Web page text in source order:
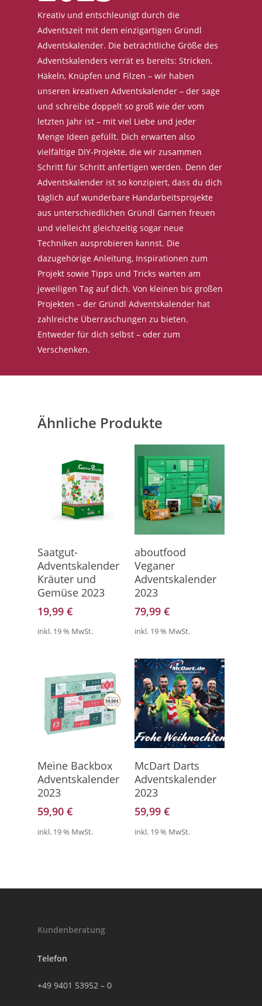
Kreativ und entschleunigt durch die
Adventszeit mit dem einzigartigen Gründl
Adventskalender. Die beträchtliche Größe des
Adventskalenders verrät es bereits: Stricken,
Häkeln, Knüpfen und Filzen – wir haben
unseren kreativen Adventskalender – der sage
und schreibe doppelt so groß wie der vom
letzten Jahr ist – mit viel Liebe und jeder
Menge Ideen gefüllt. Dich erwarten also
vielfältige DIY-Projekte, die wir zusammen
Schritt für Schritt anfertigen werden. Denn der
Adventskalender ist so konzipiert, dass du dich
täglich auf wunderbare Handarbeitsprojekte
aus unterschiedlichen Gründl Garnen freuen
und vielleicht gleichzeitig sogar neue
Techniken ausprobieren kannst. Die
dazugehörige Anleitung, Inspirationen zum
Projekt sowie Tipps und Tricks warten am
jeweiligen Tag auf dich. Von kleinen bis großen
Projekten – der Gründl Adventskalender hat
zahlreiche Überraschungen zu bieten.
Entweder für dich selbst – oder zum
Verschenken.
Ähnliche Produkte
Kalender
Saatgut-
Adventskalender
Kräuter und
Gemüse 2023
19,99 €
inkl. 19 % MwSt.
aboutfood
Veganer
Adventskalender
2023
79,99€
inkl. 19 % MwSt.
Meine Backbox
Adventskalender
2023
59,90 €
inkl. 19 % MwSt.
McDart Darts
Adventskalender
2023
59,99€
inkl. 19 % MwSt.
Kundenberatung
Telefon
+49 9401 53952 – 0